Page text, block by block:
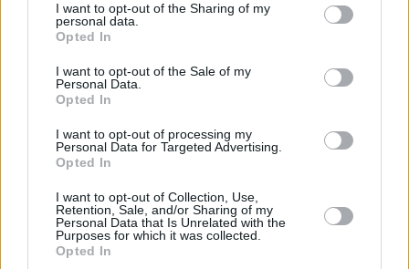
I want to opt-out of the Sharing of my
personal data.
Opted In
I want to opt-out of the Sale of my
Personal Data.
Opted In
I want to opt-out of processing my
Personal Data for Targeted Advertising.
Opted In
I want to opt-out of Collection, Use,
Retention, Sale, and/or Sharing of my
Personal Data that Is Unrelated with the
Purposes for which it was collected.
Opted In
missione spaziale Shenzhou-21 è stata un completo successo.
(ITALPRESS).